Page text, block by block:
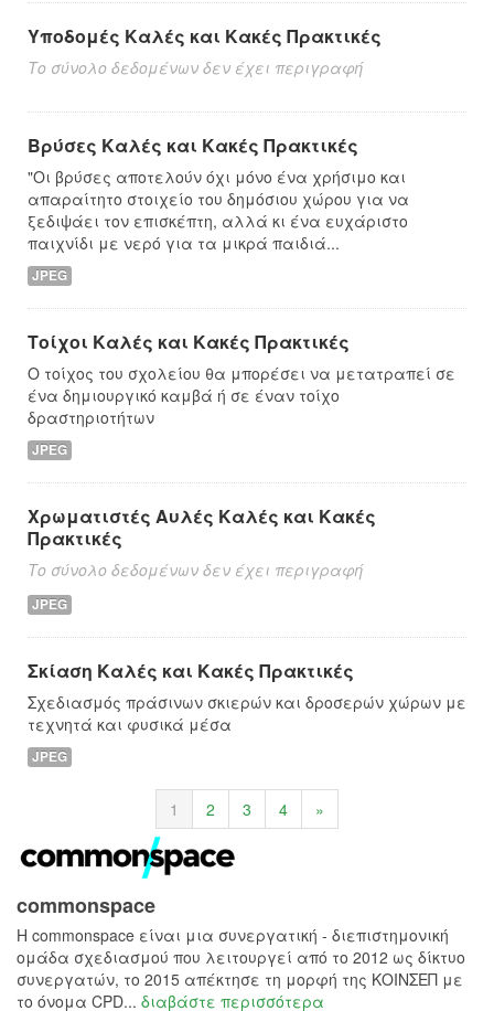
Υποδομές Καλές και Κακές Πρακτικές
Το σύνολο δεδομένων δεν έχει περιγραφή
Βρύσες Καλές και Κακές Πρακτικές
"Οι βρύσες αποτελούν όχι μόνο ένα χρήσιμο και
απαραίτητο στοιχείο του δημόσιου χώρου για να
ξεδιψάει τον επισκέπτη, αλλά κι ένα ευχάριστο
παιχνίδι με νερό για τα μικρά παιδιά...
JPEG
Τοίχοι Καλές και Κακές Πρακτικές
Ο τοίχος του σχολείου θα μπορέσει να μετατραπεί σε
ένα δημιουργικό καμβά ή σε έναν τοίχο
δραστηριοτήτων
JPEG
Χρωματιστές Αυλές Καλές και Κακές
Πρακτικές
Το σύνολο δεδομένων δεν έχει περιγραφή
JPEG
Σκίαση Καλές και Κακές Πρακτικές
Σχεδιασμός πράσινων σκιερών και δροσερών χώρων με
τεχνητά και φυσικά μέσα
JPEG
1 2 3 4 »
commonspace
H commonspace είναι μια συνεργατική - διεπιστημονική
ομάδα σχεδιασμού που λειτουργεί από το 2012 ως δίκτυο
συνεργατών, το 2015 απέκτησε τη μορφή της ΚΟΙΝΣΕΠ με
το όνομα CPD... διαβάστε περισσότερα